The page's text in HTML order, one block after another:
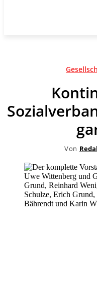
Von